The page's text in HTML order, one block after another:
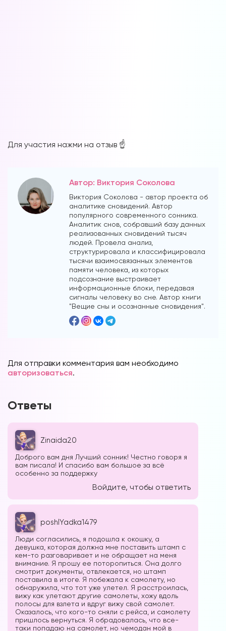
Для участия нажми на отзыв ☝️
Автор: Виктория Соколова
Виктория Соколова - автор проекта об
аналитике сновидений. Автор
популярного современного сонника.
Аналитик снов, собравший базу данных
реализованных сновидений тысяч
людей. Провела анализ,
структурировала и классифицировала
тысячи взаимосвязанных элементов
памяти человека, из которых
подсознание выстраивает
информационные блоки, передавая
сигналы человеку во сне. Автор книги
"Вещие сны и осознанные сновидения".
Для отправки комментария вам необходимо
авторизоваться.
Ответы
Zinaida20
Доброго вам дня Лучший сонник! Честно говоря я
вам писала! И спасибо вам большое за всё
особенно за поддержку
Войдите, чтобы ответить
poshlYadka1479
Люди согласились, я подошла к окошку, а
девушка, которая должна мне поставить штамп с
кем-то разговаривает и не обращает на меня
внимание. Я прошу ее поторопиться. Она долго
смотрит документы, отвлекается, но штамп
поставила в итоге. Я побежала к самолету, но
обнаружила, что тот уже улетел. Я расстроилась,
вижу как улетают другие самолеты, хожу вдоль
полосы для взлета и вдруг вижу свой самолет.
Оказалось, что кого-то сняли с рейса, и самолету
пришлось вернуться. Я обрадовалась, что все-
таки попадаю на самолет, но чемодан мой в